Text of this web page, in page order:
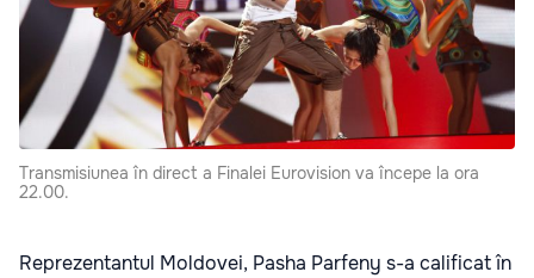
Transmisiunea în direct a Finalei Eurovision va începe la ora
22.00.
Reprezentantul Moldovei, Pasha Parfeny s-a calificat în